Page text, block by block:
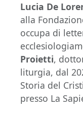
Lucia De
alla
occupa di
Proietti,
liturgia, dal
Storia del
presso La